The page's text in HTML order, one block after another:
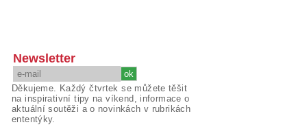
Newsletter
Děkujeme. Každý čtvrtek se můžete těšit
na inspirativní tipy na víkend, informace o
aktuální soutěži a o novinkách v rubrikách
ententýky.